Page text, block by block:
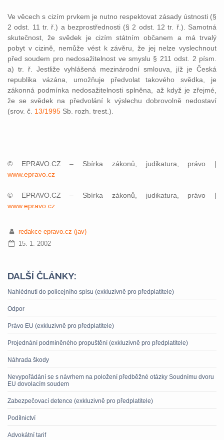
Ve věcech s cizím prvkem je nutno respektovat zásady ústnosti (§
2 odst. 11 tr. ř.) a bezprostřednosti (§ 2 odst. 12 tr. ř.). Samotná
skutečnost, že svědek je cizím státním občanem a má trvalý
pobyt v cizině, nemůže vést k závěru, že jej nelze vyslechnout
před soudem pro nedosažitelnost ve smyslu § 211 odst. 2 písm.
a) tr. ř. Jestliže vyhlášená mezinárodní smlouva, jíž je Česká
republika vázána, umožňuje předvolat takového svědka, je
zákonná podmínka nedosažitelnosti splněna, až když je zřejmé,
že se svědek na předvolání k výslechu dobrovolně nedostaví
(srov. č. 13/1995 Sb. rozh. trest.).
© EPRAVO.CZ – Sbírka zákonů, judikatura, právo |
www.epravo.cz
© EPRAVO.CZ – Sbírka zákonů, judikatura, právo |
www.epravo.cz
redakce epravo.cz (jav)
15. 1. 2002
DALŠÍ ČLÁNKY:
Nahlédnutí do policejního spisu (exkluzivně pro předplatitele)
Odpor
Právo EU (exkluzivně pro předplatitele)
Projednání podmíněného propuštění (exkluzivně pro předplatitele)
Náhrada škody
Nevypořádání se s návrhem na položení předběžné otázky Soudnímu dvoru
EU dovolacím soudem
Zabezpečovací detence (exkluzivně pro předplatitele)
Podílnictví
Advokátní tarif